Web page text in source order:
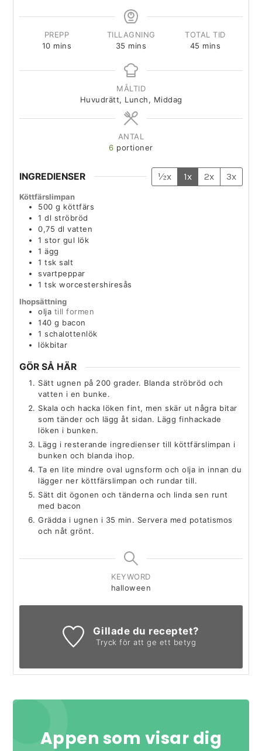
PREPP
10 mins
TILLAGNING
35 mins
TOTAL TID
45 mins
MÅLTID
Huvudrätt, Lunch, Middag
ANTAL
6 portioner
INGREDIENSER ½x 1x 2x 3x
Köttfärslimpan
500 g köttfärs
1 dl ströbröd
0,75 dl vatten
1 stor gul lök
1 ägg
1 tsk salt
svartpeppar
1 tsk worcestershiresås
Ihopsättning
olja till formen
140 g bacon
1 schalottenlök
lökbitar
GÖR SÅ HÄR
Sätt ugnen på 200 grader. Blanda ströbröd och
vatten i en bunke.
Skala och hacka löken fint, men skär ut några bitar
som tänder och lägg åt sidan. Lägg finhackade
löken i bunken.
Lägg i resterande ingredienser till köttfärslimpan i
bunken och blanda ihop.
Ta en lite mindre oval ugnsform och olja in innan du
lägger ner köttfärslimpan och rundar till.
Sätt dit ögonen och tänderna och linda sen runt
med bacon
Grädda i ugnen i 35 min. Servera med potatismos
och nåt grönt.
KEYWORD
halloween
Gillade du receptet?
Tryck för att ge ett betyg
Appen som visar dig